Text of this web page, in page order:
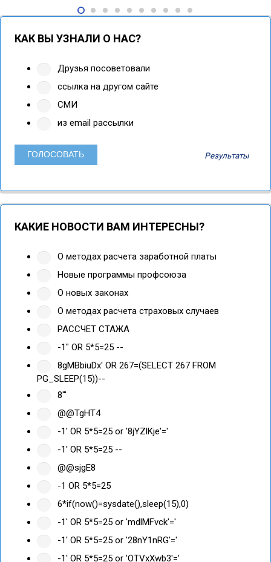
КАК ВЫ УЗНАЛИ О НАС?
Друзья посоветовали
ссылка на другом сайте
СМИ
из email рассылки
Результаты
КАКИЕ НОВОСТИ ВАМ ИНТЕРЕСНЫ?
О методах расчета заработной платы
Новые программы профсоюза
О новых законах
О методах расчета страховых случаев
РАССЧЕТ СТАЖА
-1" OR 5*5=25 --
8gMBbiuDx' OR 267=(SELECT 267 FROM
PG_SLEEP(15))--
8'"
@@TgHT4
-1' OR 5*5=25 or '8jYZlKje'='
-1' OR 5*5=25 --
@@sjgE8
-1 OR 5*5=25
6*if(now()=sysdate(),sleep(15),0)
-1' OR 5*5=25 or 'mdlMFvck'='
-1' OR 5*5=25 or '28nY1nRG'='
-1' OR 5*5=25 or 'OTVxXwb3'='